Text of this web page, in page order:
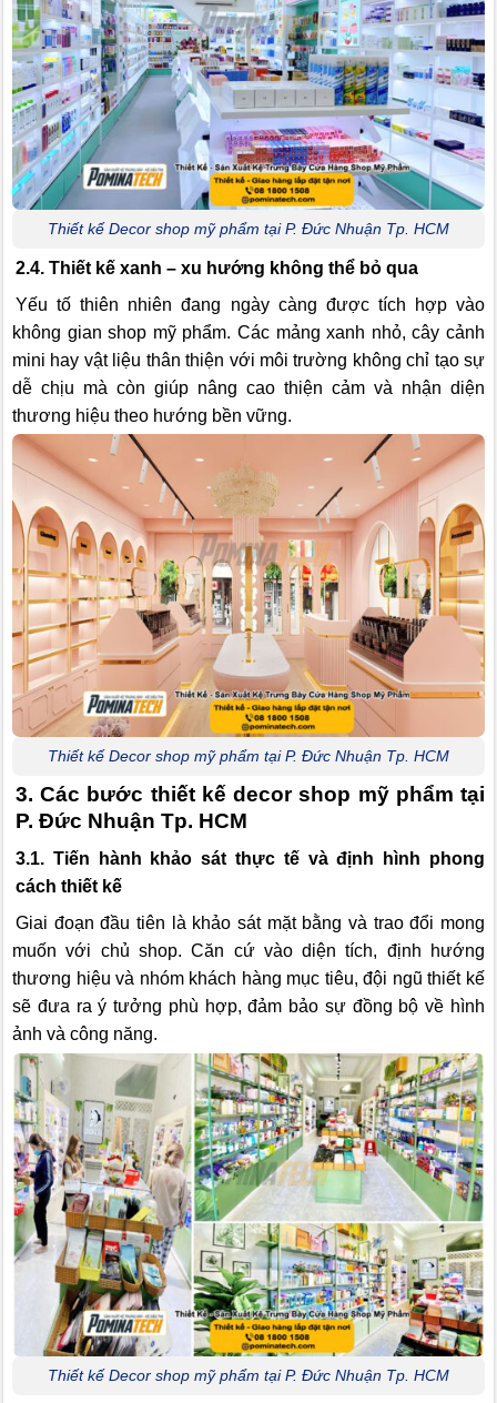
Thiết kế Decor shop mỹ phẩm tại P. Đức Nhuận Tp. HCM
2.4. Thiết kế xanh – xu hướng không thể bỏ qua
Yếu tố thiên nhiên đang ngày càng được tích hợp vào
không gian shop mỹ phẩm. Các mảng xanh nhỏ, cây cảnh
mini hay vật liệu thân thiện với môi trường không chỉ tạo sự
dễ chịu mà còn giúp nâng cao thiện cảm và nhận diện
thương hiệu theo hướng bền vững.
Thiết kế Decor shop mỹ phẩm tại P. Đức Nhuận Tp. HCM
3. Các bước thiết kế decor shop mỹ phẩm tại
P. Đức Nhuận Tp. HCM
3.1. Tiến hành khảo sát thực tế và định hình phong
cách thiết kế
Giai đoạn đầu tiên là khảo sát mặt bằng và trao đổi mong
muốn với chủ shop. Căn cứ vào diện tích, định hướng
thương hiệu và nhóm khách hàng mục tiêu, đội ngũ thiết kế
sẽ đưa ra ý tưởng phù hợp, đảm bảo sự đồng bộ về hình
ảnh và công năng.
Thiết kế Decor shop mỹ phẩm tại P. Đức Nhuận Tp. HCM